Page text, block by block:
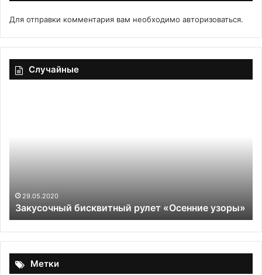
Для отправки комментария вам необходимо авторизоваться.
Случайные
29.05.2020
Закусочный бисквитный рулет «Осенние узоры»
Метки